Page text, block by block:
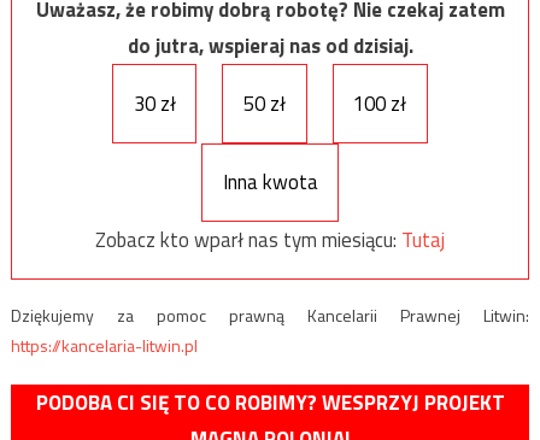
Uważasz, że robimy dobrą robotę? Nie czekaj zatem
do jutra, wspieraj nas od dzisiaj.
30 zł
50 zł 100 zł
Inna kwota
Zobacz kto wparł nas tym miesiącu: Tutaj
Dziękujemy za pomoc prawną Kancelarii Prawnej Litwin:
https://kancelaria-litwin.pl
PODOBA CI SIĘ TO CO ROBIMY? WESPRZYJ PROJEKT